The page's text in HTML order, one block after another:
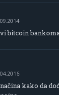
bitcoin
načina kako da